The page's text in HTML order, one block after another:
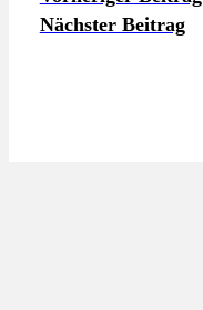
Nächster Beitrag